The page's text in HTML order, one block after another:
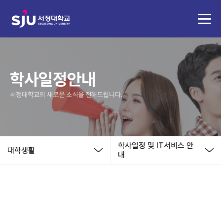
학사일정안내
서정대학교의 새로운 소식을 전해드립니다.
대학생활
학사일정 및 IT서비스 안
내